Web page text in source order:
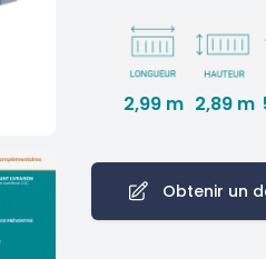
2,99 m 2,89 m
Obtenir un